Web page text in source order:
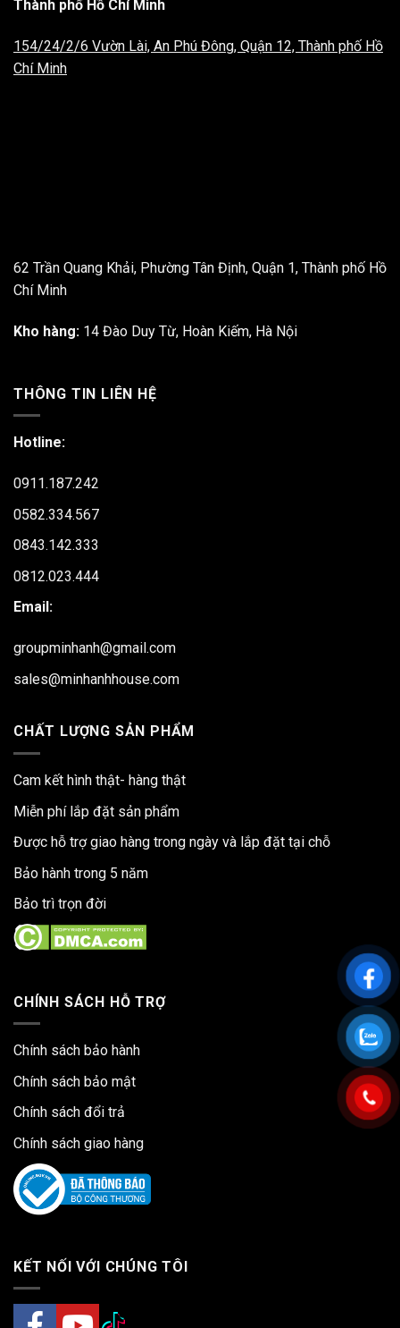
Thành phố Hồ Chí Minh
154/24/2/6 Vườn Lài, An Phú Đông, Quận 12, Thành phố Hồ
Chí Minh
62 Trần Quang Khải, Phường Tân Định, Quận 1, Thành phố Hồ
Chí Minh
Kho hàng: 14 Đào Duy Từ, Hoàn Kiếm, Hà Nội
THÔNG TIN LIÊN HỆ
Hotline:
0911.187.242
0582.334.567
0843.142.333
0812.023.444
Email:
groupminhanh@gmail.com
sales@minhanhhouse.com
CHẤT LƯỢNG SẢN PHẨM
Cam kết hình thật- hàng thật
Miễn phí lắp đặt sản phẩm
Được hỗ trợ giao hàng trong ngày và lắp đặt tại chỗ
Bảo hành trong 5 năm
Bảo trì trọn đời
CHÍNH SÁCH HỖ TRỢ
Chính sách bảo hành
Chính sách bảo mật
Chính sách đổi trả
Chính sách giao hàng
KẾT NỐI VỚI CHÚNG TÔI